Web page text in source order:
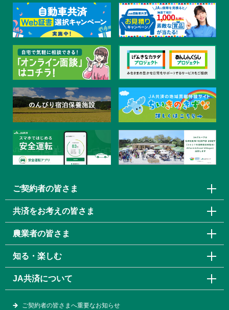
ご契約者の皆さま
共済をお考えの皆さま
農業者の皆さま
知る・楽しむ
JA共済について
ご契約者の皆さまへ重要なお知らせ